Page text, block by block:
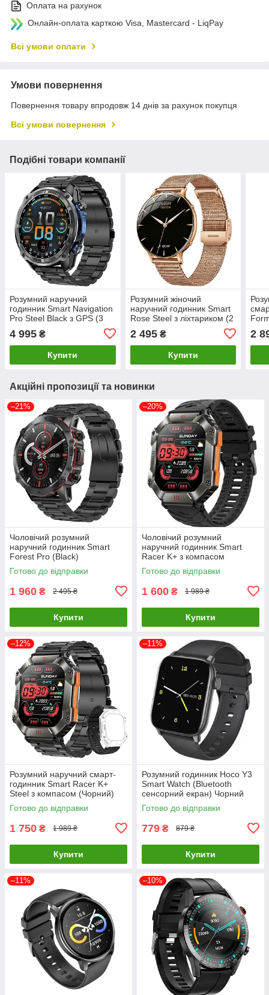
Оплата на рахунок
Онлайн-оплата карткою Visa, Mastercard - LiqPay
Всі умови оплати
Умови повернення
Повернення товару впродовж 14 днів за рахунок покупця
Всі умови повернення
Подібні товари компанії
Розумний наручний
годинник Smart Navigation
Pro Steel Black з GPS (3
4 995 ₴
Купити
Розумний жіночий
наручний годинник Smart
Rose Steel з ліхтариком (2
2 495₴
Купити
2
Акційні пропозиції та новинки
–21%
Чоловічий розумний
наручний годинник Smart
Forest Pro (Black)
Готово до відправки
1 960 ₴ 2 495 ₴
Купити
–20%
Чоловічий розумний
наручний годинник Smart
Racer K+ з компасом
(Чорний)
Готово до відправки
1 600 ₴ 1 989 ₴
Купити
–12%
Розумний наручний смарт-
годинник Smart Racer K+
Steel з компасом (Чорний)
Готово до відправки
1 750 ₴ 1 989 ₴
Купити
–11%
Розумний годинник Hoco Y3
Smart Watch (Bluetooth
сенсорний екран) Чорний
Готово до відправки
779 ₴ 879 ₴
Купити
–11% –10%